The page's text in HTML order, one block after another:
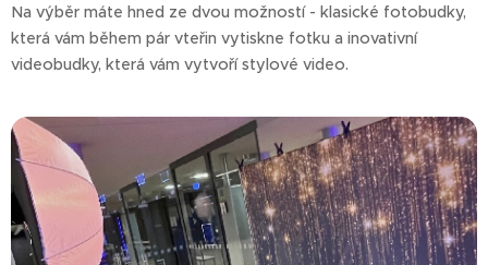
Na výběr máte hned ze dvou možností - klasické fotobudky,
která vám během pár vteřin vytiskne fotku a inovativní
videobudky, která vám vytvoří stylové video.